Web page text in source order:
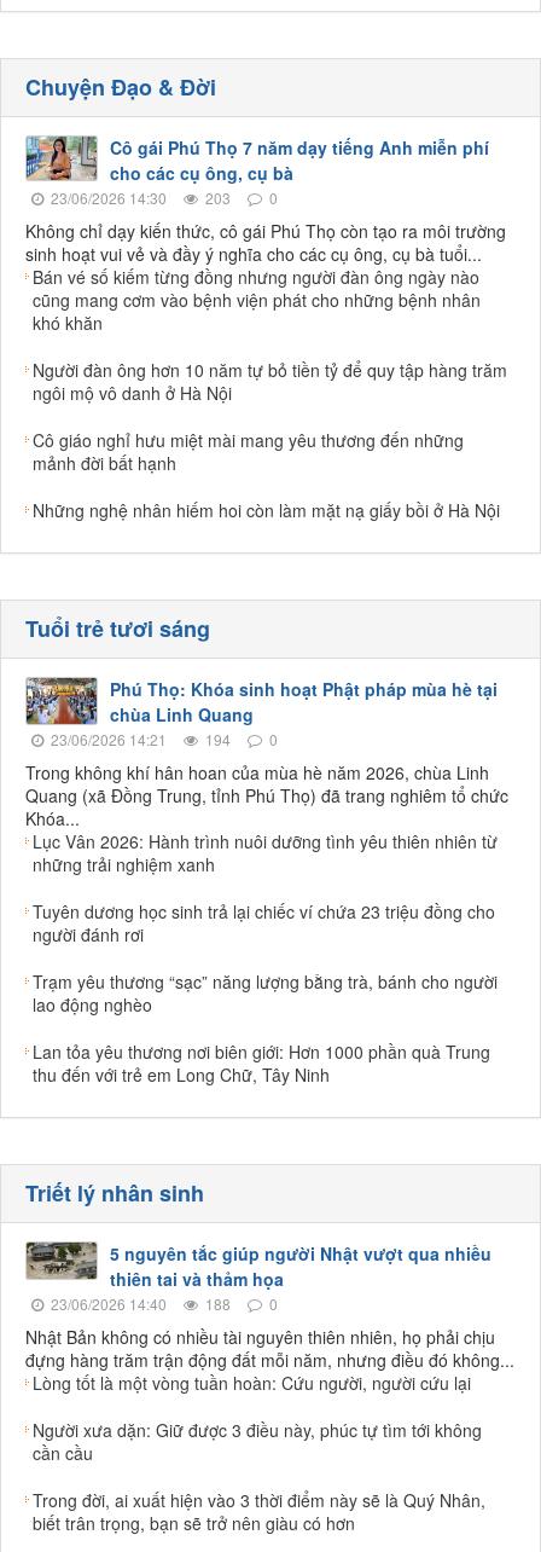
Chuyện Đạo & Đời
Cô gái Phú Thọ 7 năm dạy tiếng Anh miễn phí
cho các cụ ông, cụ bà
23/06/2026 14:30 203 0
Không chỉ dạy kiến thức, cô gái Phú Thọ còn tạo ra môi trường
sinh hoạt vui vẻ và đầy ý nghĩa cho các cụ ông, cụ bà tuổi...
Bán vé số kiếm từng đồng nhưng người đàn ông ngày nào
cũng mang cơm vào bệnh viện phát cho những bệnh nhân
khó khăn
Người đàn ông hơn 10 năm tự bỏ tiền tỷ để quy tập hàng trăm
ngôi mộ vô danh ở Hà Nội
Cô giáo nghỉ hưu miệt mài mang yêu thương đến những
mảnh đời bất hạnh
Những nghệ nhân hiếm hoi còn làm mặt nạ giấy bồi ở Hà Nội
Tuổi trẻ tươi sáng
Phú Thọ: Khóa sinh hoạt Phật pháp mùa hè tại
chùa Linh Quang
23/06/2026 14:21 194 0
Trong không khí hân hoan của mùa hè năm 2026, chùa Linh
Quang (xã Đồng Trung, tỉnh Phú Thọ) đã trang nghiêm tổ chức
Khóa...
Lục Vân 2026: Hành trình nuôi dưỡng tình yêu thiên nhiên từ
những trải nghiệm xanh
Tuyên dương học sinh trả lại chiếc ví chứa 23 triệu đồng cho
người đánh rơi
Trạm yêu thương “sạc” năng lượng bằng trà, bánh cho người
lao động nghèo
Lan tỏa yêu thương nơi biên giới: Hơn 1000 phần quà Trung
thu đến với trẻ em Long Chữ, Tây Ninh
Triết lý nhân sinh
5 nguyên tắc giúp người Nhật vượt qua nhiều
thiên tai và thảm họa
23/06/2026 14:40 188 0
Nhật Bản không có nhiều tài nguyên thiên nhiên, họ phải chịu
đựng hàng trăm trận động đất mỗi năm, nhưng điều đó không...
Lòng tốt là một vòng tuần hoàn: Cứu người, người cứu lại
Người xưa dặn: Giữ được 3 điều này, phúc tự tìm tới không
cần cầu
Trong đời, ai xuất hiện vào 3 thời điểm này sẽ là Quý Nhân,
biết trân trọng, bạn sẽ trở nên giàu có hơn